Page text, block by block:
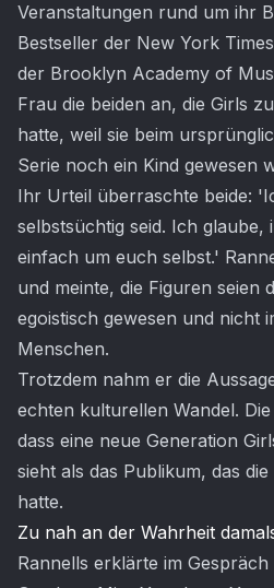
Veranstaltungen rund um ihr
Bestseller der New York
der Brooklyn Academy of
Frau die beiden an, die Girls
hatte, weil sie beim
Serie noch ein Kind gewesen
Ihr Urteil überraschte beide:
selbstsüchtig seid. Ich
einfach um euch selbst.'
und meinte, die Figuren seien
egoistisch gewesen und nicht
Menschen.
Trotzdem nahm er die
echten kulturellen Wandel.
dass eine neue Generation
sieht als das Publikum, das
hatte.
Zu nah an der Wahrheit
Rannells erklärte im